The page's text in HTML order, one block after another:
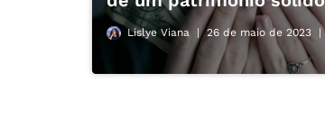
Lislye Viana 26 de maio de 2023